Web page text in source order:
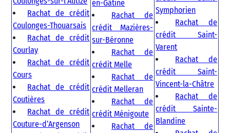
Rachat de crédit
Coulonges-Thouarsais
Rachat de crédit
Courlay
Rachat de crédit
Cours
Rachat de crédit
Coutières
Rachat de crédit
Couture-d’Argenson
en-Gâtine
Rachat de
crédit Mazières-
sur-Béronne
Rachat de
crédit Melle
Rachat de
crédit Melleran
Rachat de
crédit Ménigoute
Rachat de
Symphorien
Rachat de
crédit Saint-
Varent
Rachat de
crédit Saint-
Vincent-la-Châtre
Rachat de
crédit Sainte-
Blandine